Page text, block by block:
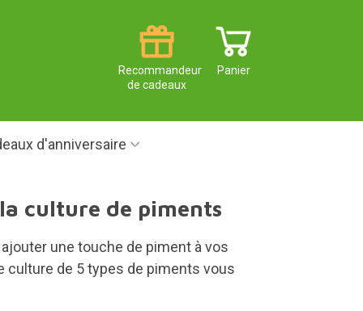
Panier
Recommandeur
de cadeaux
d'anniversaire
culture de piments
une touche de piment à vos
culture de 5 types de piments vous